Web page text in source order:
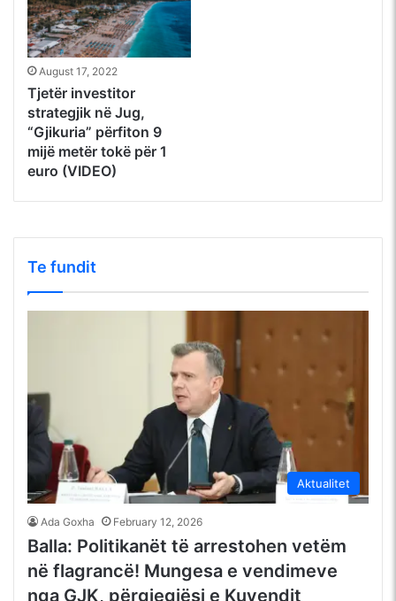
August 17, 2022
Tjetër investitor
strategjik në Jug,
“Gjikuria” përfiton 9
mijë metër tokë për 1
euro (VIDEO)
Te fundit
Aktualitet
Ada Goxha February 12, 2026
Balla: Politikanët të arrestohen vetëm
në flagrancë! Mungesa e vendimeve
nga GJK, përgjegjësi e Kuvendit